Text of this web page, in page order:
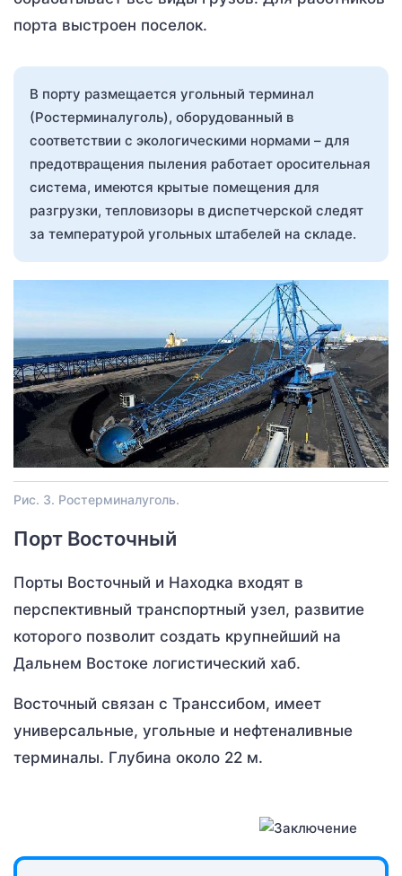
порта выстроен поселок.
В порту размещается угольный терминал
(Ростерминалуголь), оборудованный в
соответствии с экологическими нормами – для
предотвращения пыления работает оросительная
система, имеются крытые помещения для
разгрузки, тепловизоры в диспетчерской следят
за температурой угольных штабелей на складе.
Рис. 3. Ростерминалуголь.
Порт Восточный
Порты Восточный и Находка входят в
перспективный транспортный узел, развитие
которого позволит создать крупнейший на
Дальнем Востоке логистический хаб.
Восточный связан с Транссибом, имеет
универсальные, угольные и нефтеналивные
терминалы. Глубина около 22 м.